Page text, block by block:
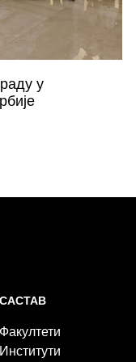
у
САСТАВ
Факултети
Институти